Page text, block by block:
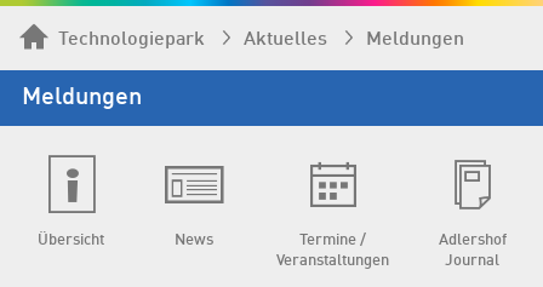
Technologiepark Aktuelles Meldungen
Meldungen
Übersicht News
Termine /
Veranstaltungen
Adlershof
Journal